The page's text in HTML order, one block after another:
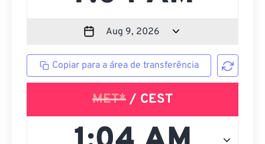
Copiar para a área de transferência
MET* / CEST